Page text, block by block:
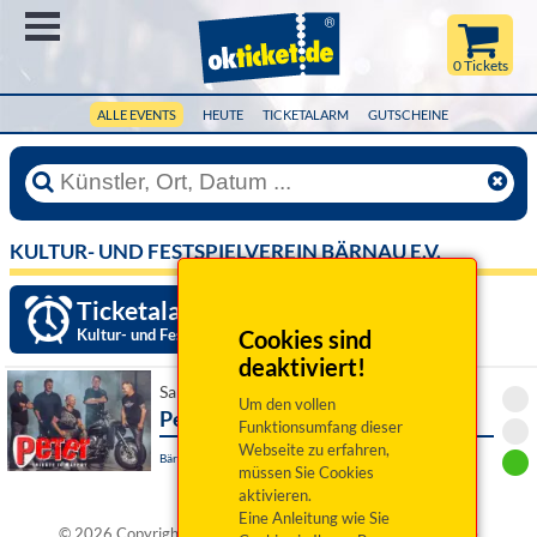
ALLE EVENTS HEUTE TICKETALARM GUTSCHEINE
0 Tickets
Cookies sind
deaktiviert!
Um den vollen
Funktionsumfang dieser
Webseite zu erfahren,
müssen Sie Cookies
aktivieren.
Eine Anleitung wie Sie
KULTUR- UND FESTSPIELVEREIN BÄRNAU E.V.
Ticketalarm einrichten »
Kultur- und Festspielverein Bärnau e.V.
Sa 29. August 2026 20:00 Uhr
Peter - Tribute to Maffay
Bärnau, Freilichttribüne im Klostergarten